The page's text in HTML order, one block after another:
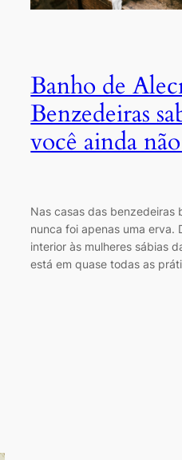
Banho de
Benzedeiras
você ainda
Nas casas das benzedeiras
nunca foi apenas uma erva.
interior às mulheres sábias
está em quase todas as